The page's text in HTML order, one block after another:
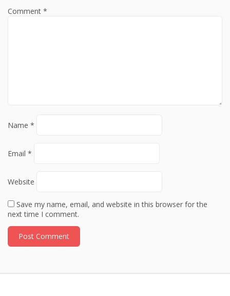
Comment *
Name *
Email *
Website
Save my name, email, and website in this browser for the
next time I comment.